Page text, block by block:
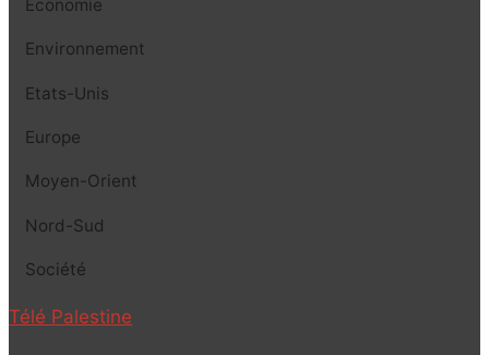
Economie
Environnement
Etats-Unis
Europe
Moyen-Orient
Nord-Sud
Société
Télé Palestine